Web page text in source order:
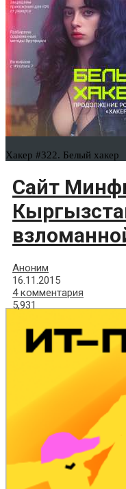
Хакер #322. Белый хакер
Сайт
Аноним
16.11.2015
4 комментария
5,931